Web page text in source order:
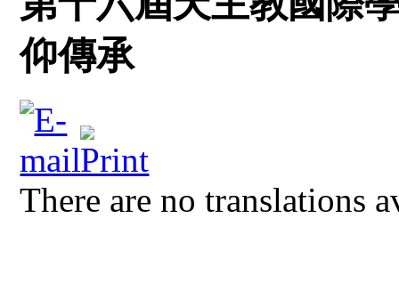
仰傳承
There are no translations